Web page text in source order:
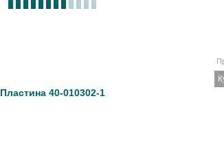
Пластина 40-010302-1